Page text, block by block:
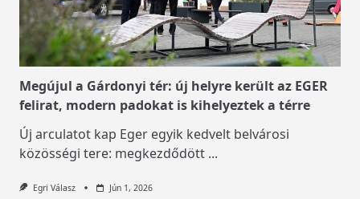
Megújul a Gárdonyi tér: új helyre került az EGER
felirat, modern padokat is kihelyeztek a térre
Új arculatot kap Eger egyik kedvelt belvárosi
közösségi tere: megkezdődött ...
Egri Válasz Jún 1, 2026